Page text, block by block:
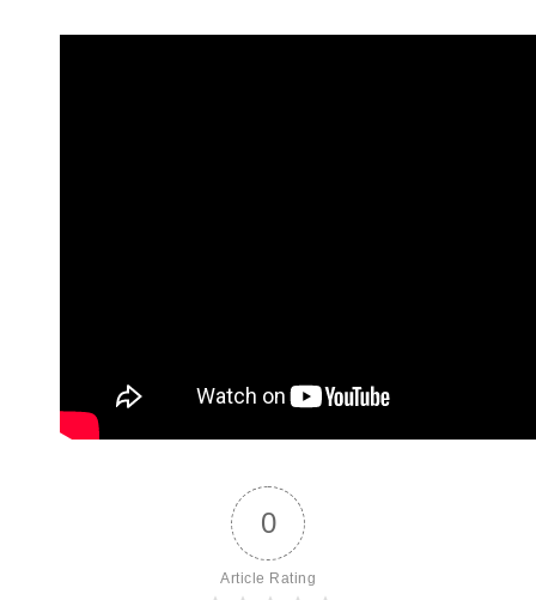
0
Article Rating